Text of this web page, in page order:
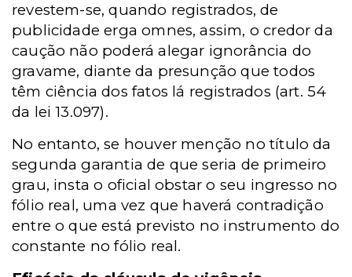
revestem-se, quando registrados, de
publicidade erga omnes, assim, o credor da
caução não poderá alegar ignorância do
gravame, diante da presunção que todos
têm ciência dos fatos lá registrados (art. 54
da lei 13.097).
No entanto, se houver menção no título da
segunda garantia de que seria de primeiro
grau, insta o oficial obstar o seu ingresso no
fólio real, uma vez que haverá contradição
entre o que está previsto no instrumento do
constante no fólio real.